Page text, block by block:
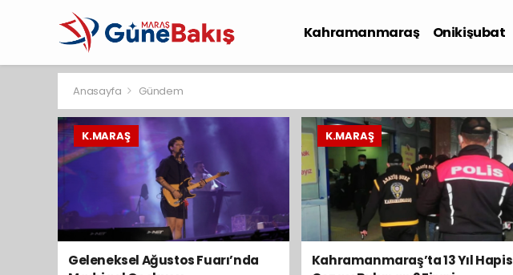
Kahramanmaraş Onikişubat
Anasayfa Gündem
K.MARAŞ
Geleneksel Ağustos Fuarı’nda
K.MARAŞ
Kahramanmaraş’ta 13 Yıl Hapis